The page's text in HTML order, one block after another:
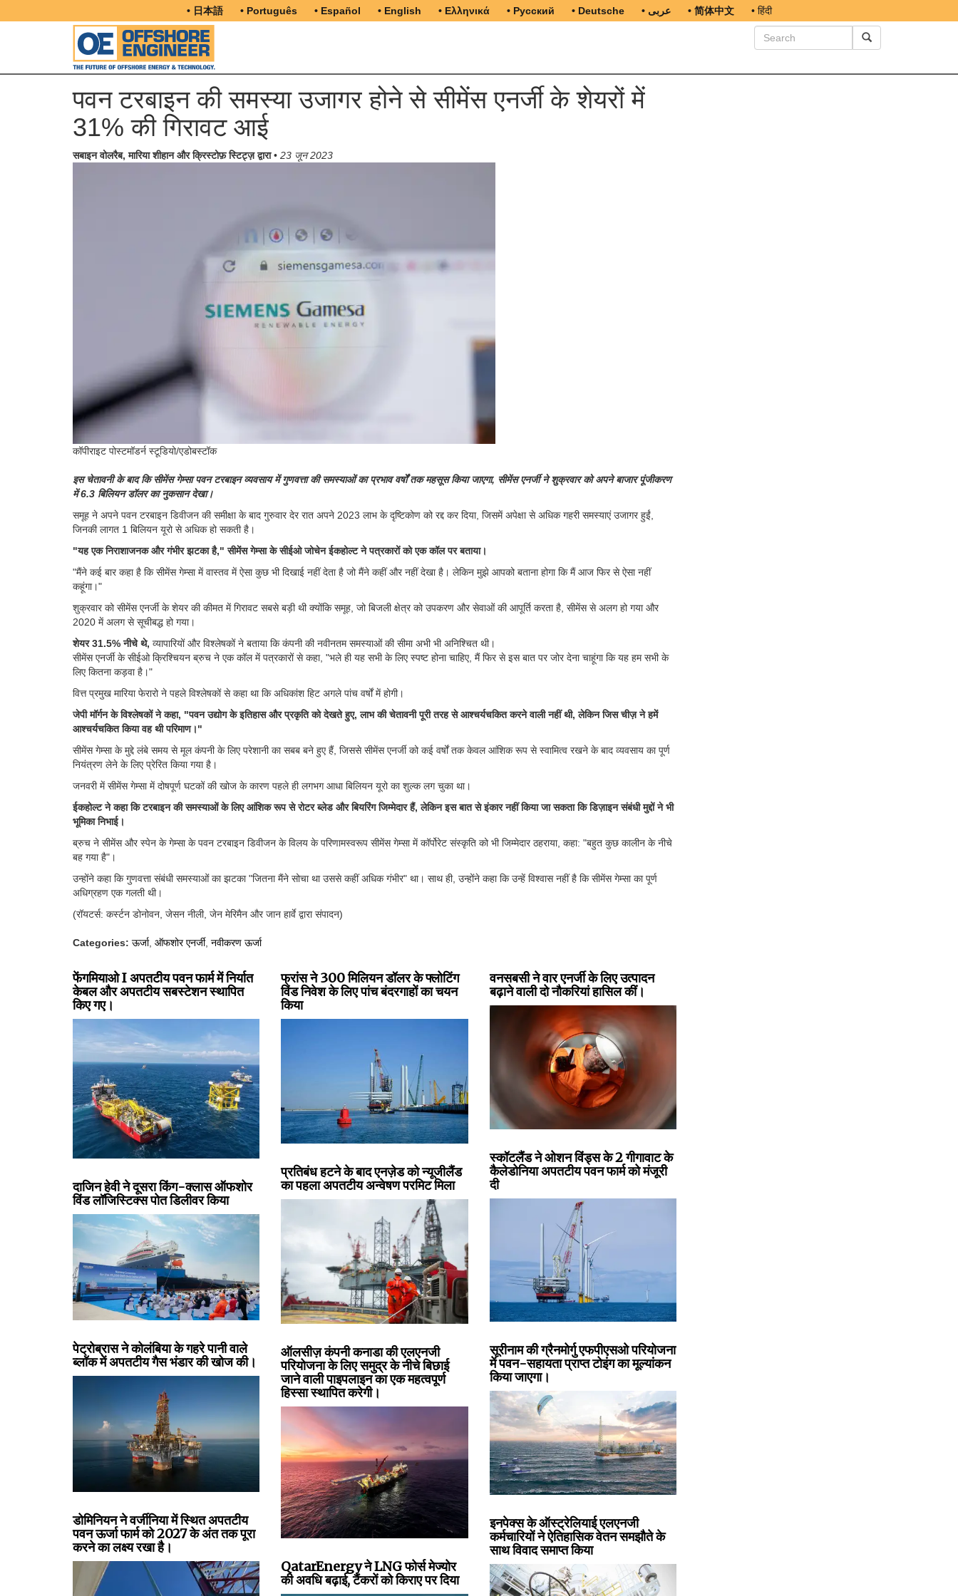
• 日本語 • Português • Español • English • Ελληνικά • Русский • Deutsche • عربى • 简体中文 • हिंदी
पवन टरबाइन की समस्या उजागर होने से सीमेंस एनर्जी के शेयरों में
31% की गिरावट आई
सबाइन वोलरैब, मारिया शीहान और क्रिस्टोफ़ स्टिट्ज़ द्वारा• 23 जून 2023
कॉपीराइट पोस्टमॉडर्न स्टूडियो/एडोबस्टॉक
इस चेतावनी के बाद कि सीमेंस गेम्सा पवन टरबाइन व्यवसाय में गुणवत्ता की समस्याओं का प्रभाव वर्षों तक महसूस किया जाएगा, सीमेंस एनर्जी ने शुक्रवार को अपने बाजार पूंजीकरण
में 6.3 बिलियन डॉलर का नुकसान देखा।
समूह ने अपने पवन टरबाइन डिवीजन की समीक्षा के बाद गुरुवार देर रात अपने 2023 लाभ के दृष्टिकोण को रद्द कर दिया, जिसमें अपेक्षा से अधिक गहरी समस्याएं उजागर हुईं,
जिनकी लागत 1 बिलियन यूरो से अधिक हो सकती है।
"यह एक निराशाजनक और गंभीर झटका है," सीमेंस गेम्सा के सीईओ जोचेन ईकहोल्ट ने पत्रकारों को एक कॉल पर बताया।
"मैंने कई बार कहा है कि सीमेंस गेम्सा में वास्तव में ऐसा कुछ भी दिखाई नहीं देता है जो मैंने कहीं और नहीं देखा है। लेकिन मुझे आपको बताना होगा कि मैं आज फिर से ऐसा नहीं
कहूंगा।"
शुक्रवार को सीमेंस एनर्जी के शेयर की कीमत में गिरावट सबसे बड़ी थी क्योंकि समूह, जो बिजली क्षेत्र को उपकरण और सेवाओं की आपूर्ति करता है, सीमेंस से अलग हो गया और
2020 में अलग से सूचीबद्ध हो गया।
शेयर 31.5% नीचे थे, व्यापारियों और विश्लेषकों ने बताया कि कंपनी की नवीनतम समस्याओं की सीमा अभी भी अनिश्चित थी।
सीमेंस एनर्जी के सीईओ क्रिश्चियन ब्रुच ने एक कॉल में पत्रकारों से कहा, "भले ही यह सभी के लिए स्पष्ट होना चाहिए, मैं फिर से इस बात पर जोर देना चाहूंगा कि यह हम सभी के
लिए कितना कड़वा है।"
वित्त प्रमुख मारिया फेरारो ने पहले विश्लेषकों से कहा था कि अधिकांश हिट अगले पांच वर्षों में होगी।
जेपी मॉर्गन के विश्लेषकों ने कहा, "पवन उद्योग के इतिहास और प्रकृति को देखते हुए, लाभ की चेतावनी पूरी तरह से आश्चर्यचकित करने वाली नहीं थी, लेकिन जिस चीज़ ने हमें
आश्चर्यचकित किया वह थी परिमाण।"
सीमेंस गेम्सा के मुद्दे लंबे समय से मूल कंपनी के लिए परेशानी का सबब बने हुए हैं, जिससे सीमेंस एनर्जी को कई वर्षों तक केवल आंशिक रूप से स्वामित्व रखने के बाद व्यवसाय का पूर्ण
नियंत्रण लेने के लिए प्रेरित किया गया है।
जनवरी में सीमेंस गेम्सा में दोषपूर्ण घटकों की खोज के कारण पहले ही लगभग आधा बिलियन यूरो का शुल्क लग चुका था।
ईकहोल्ट ने कहा कि टरबाइन की समस्याओं के लिए आंशिक रूप से रोटर ब्लेड और बियरिंग जिम्मेदार हैं, लेकिन इस बात से इंकार नहीं किया जा सकता कि डिज़ाइन संबंधी मुद्दों ने भी
भूमिका निभाई।
ब्रुच ने सीमेंस और स्पेन के गेम्सा के पवन टरबाइन डिवीजन के विलय के परिणामस्वरूप सीमेंस गेम्सा में कॉर्पोरेट संस्कृति को भी जिम्मेदार ठहराया, कहा: "बहुत कुछ कालीन के नीचे
बह गया है"।
उन्होंने कहा कि गुणवत्ता संबंधी समस्याओं का झटका "जितना मैंने सोचा था उससे कहीं अधिक गंभीर" था। साथ ही, उन्होंने कहा कि उन्हें विश्वास नहीं है कि सीमेंस गेम्सा का पूर्ण
अधिग्रहण एक गलती थी।
(रॉयटर्स: कर्स्टन डोनोवन, जेसन नीली, जेन मेरिमैन और जान हार्वे द्वारा संपादन)
Categories: ऊर्जा, ऑफशोर एनर्जी, नवीकरण ऊर्जा
फेंगमियाओ I अपतटीय पवन फार्म में निर्यात
केबल और अपतटीय सबस्टेशन स्थापित
किए गए।
दाजिन हेवी ने दूसरा किंग-क्लास ऑफशोर
विंड लॉजिस्टिक्स पोत डिलीवर किया
पेट्रोब्रास ने कोलंबिया के गहरे पानी वाले
ब्लॉक में अपतटीय गैस भंडार की खोज की।
डोमिनियन ने वर्जीनिया में स्थित अपतटीय
पवन ऊर्जा फार्म को 2027 के अंत तक पूरा
करने का लक्ष्य रखा है।
फ्रांस ने 300 मिलियन डॉलर के फ्लोटिंग
विंड निवेश के लिए पांच बंदरगाहों का चयन
किया
प्रतिबंध हटने के बाद एनज़ेड को न्यूजीलैंड
का पहला अपतटीय अन्वेषण परमिट मिला
ऑलसीज़ कंपनी कनाडा की एलएनजी
परियोजना के लिए समुद्र के नीचे बिछाई
जाने वाली पाइपलाइन का एक महत्वपूर्ण
हिस्सा स्थापित करेगी।
QatarEnergy ने LNG फोर्स मेज्योर
की अवधि बढ़ाई, टैंकरों को किराए पर दिया
वनसबसी ने वार एनर्जी के लिए उत्पादन
बढ़ाने वाली दो नौकरियां हासिल कीं।
स्कॉटलैंड ने ओशन विंड्स के 2 गीगावाट के
कैलेडोनिया अपतटीय पवन फार्म को मंजूरी
दी
सूरीनाम की ग्रैनमोर्गु एफपीएसओ परियोजना
में पवन-सहायता प्राप्त टोइंग का मूल्यांकन
किया जाएगा।
इनपेक्स के ऑस्ट्रेलियाई एलएनजी
कर्मचारियों ने ऐतिहासिक वेतन समझौते के
साथ विवाद समाप्त किया